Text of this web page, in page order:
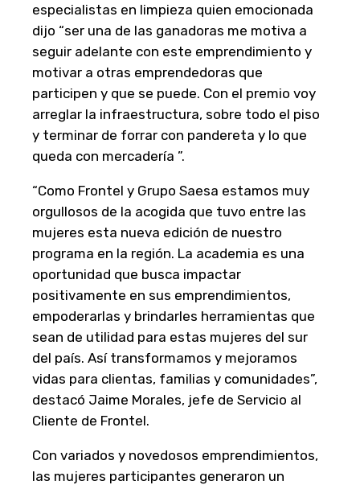
especialistas en limpieza quien emocionada
dijo “ser una de las ganadoras me motiva a
seguir adelante con este emprendimiento y
motivar a otras emprendedoras que
participen y que se puede. Con el premio voy
arreglar la infraestructura, sobre todo el piso
y terminar de forrar con pandereta y lo que
queda con mercadería ”.
“Como Frontel y Grupo Saesa estamos muy
orgullosos de la acogida que tuvo entre las
mujeres esta nueva edición de nuestro
programa en la región. La academia es una
oportunidad que busca impactar
positivamente en sus emprendimientos,
empoderarlas y brindarles herramientas que
sean de utilidad para estas mujeres del sur
del país. Así transformamos y mejoramos
vidas para clientas, familias y comunidades”,
destacó Jaime Morales, jefe de Servicio al
Cliente de Frontel.
Con variados y novedosos emprendimientos,
las mujeres participantes generaron un